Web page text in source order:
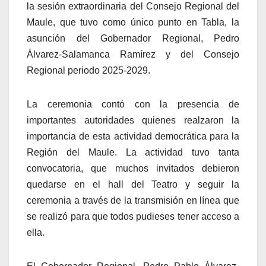
la sesión extraordinaria del Consejo Regional del
Maule, que tuvo como único punto en Tabla, la
asunción del Gobernador Regional, Pedro
Álvarez-Salamanca Ramírez y del Consejo
Regional periodo 2025-2029.
La ceremonia contó con la presencia de
importantes autoridades quienes realzaron la
importancia de esta actividad democrática para la
Región del Maule. La actividad tuvo tanta
convocatoria, que muchos invitados debieron
quedarse en el hall del Teatro y seguir la
ceremonia a través de la transmisión en línea que
se realizó para que todos pudieses tener acceso a
ella.